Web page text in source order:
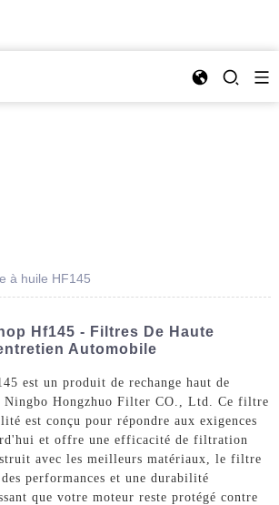
à huile HF145
Hf145 - Filtres De Haute
Automobile
est un produit de rechange haut de
Ningbo Hongzhuo Filter CO., Ltd. Ce filtre
est conçu pour répondre aux exigences
et offre une efficacité de filtration
avec les meilleurs matériaux, le filtre
performances et une durabilité
que votre moteur reste protégé contre